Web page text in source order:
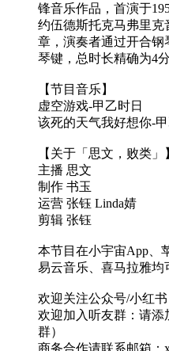
锋音乐作品，首演于
约伍德斯托克马弗里
章，演奏者通过开合
琴键，总时长精确为4分
【节目音乐】
虚空游戏-甲乙时日
该死的天气我好想你-甲
【关于「思文，败类」
主播 思文
制作 书玉
运营 张钰 Linda婧
剪辑 张钰
本节目在小宇宙App、
易云音乐、喜马拉雅均
欢迎关注公众号/小红
欢迎加入听友群：请添
群）